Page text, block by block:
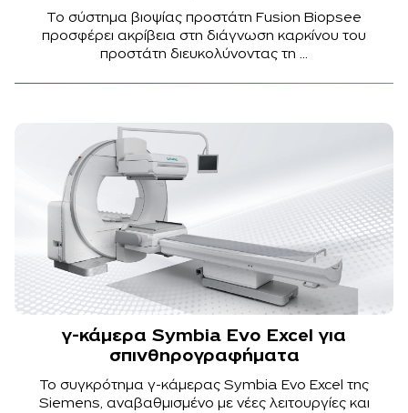
Το σύστημα βιοψίας προστάτη Fusion Biopsee
προσφέρει ακρίβεια στη διάγνωση καρκίνου του
προστάτη διευκολύνοντας τη ...
γ-κάμερα Symbia Εvo Excel για
σπινθηρογραφήματα
To συγκρότημα γ-κάμερας Symbia Εvo Excel της
Siemens, αναβαθμισμένο με νέες λειτουργίες και